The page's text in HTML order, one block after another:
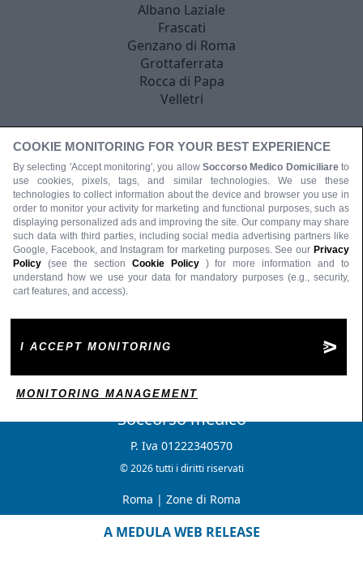
Albano Laziale
Frascati
Genzano di Roma
Grottaferrata
Rocca di Papa
Velletri
Soccorso medico
P. Iva 01222340570
© 2026 tutti i diritti riservati
Roma | Zone di Roma
A MEDULA WEB RELEASE
COOKIE MONITORING FOR YOUR BEST EXPERIENCE
By selecting 'Accept monitoring', you allow Soccorso Medico Domiciliare to
use cookies, pixels, tags, and similar technologies. We use these
technologies to collect information about the device and browser you use in
order to monitor your activity for marketing and functional purposes, such as
displaying personalized ads and improving the site. Our company may share
such data with third parties, including social media advertising partners like
Google, Facebook, and Instagram for marketing purposes. See our Privacy
Policy (see the section Cookie Policy
) for more information and to
understand how we use your data for mandatory purposes (e.g., security,
cart features, and access).
I ACCEPT MONITORING
MONITORING MANAGEMENT